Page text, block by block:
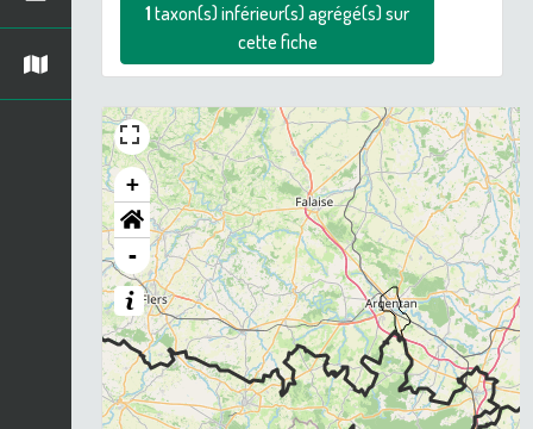
1taxon(s) inférieur(s) agrégé(s) sur
cette fiche
+
-